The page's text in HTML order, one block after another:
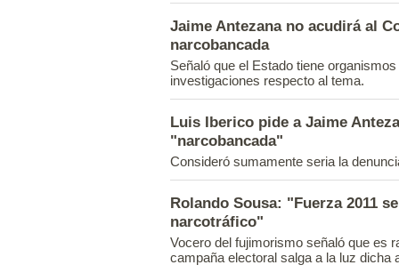
Jaime Antezana no acudirá al
narcobancada
Señaló que el Estado tiene
investigaciones respecto al tema.
Luis Iberico pide a Jaime
"narcobancada"
Consideró sumamente seria la
Rolando Sousa: "Fuerza 2011
narcotráfico"
Vocero del fujimorismo señaló que es
campaña electoral salga a la luz dicha